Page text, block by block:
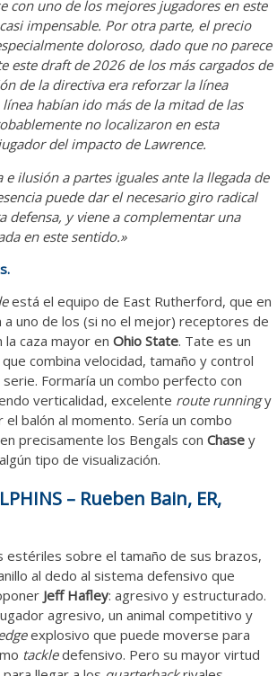
con uno de los mejores jugadores en este
impensable. Por otra parte, el precio
doloroso, dado que no parece
este draft de 2026 de los más cargados de
de la directiva era reforzar la línea
línea habían ido más de la mitad de las
no localizaron en esta
del impacto de Lawrence.
e ilusión a partes iguales ante la llegada de
puede dar el necesario giro radical
defensa, y viene a complementar una
en este sentido.»
está el equipo de East Rutherford, que en
uno de los (si no el mejor) receptores de
la caza mayor enOhio State. Tate es un
combina velocidad, tamaño y control
Formaría un combo perfecto con
verticalidad, excelente route runningy
el balón al momento. Sería un combo
precisamente los Bengals conChasey
tipo de visualización.
– Rueben Bain, ER,
estériles sobre el tamaño de sus brazos,
al dedo al sistema defensivo que
Jeff Hafley: agresivo y estructurado.
agresivo, un animal competitivo y
explosivo que puede moverse para
tackledefensivo. Pero su mayor virtud